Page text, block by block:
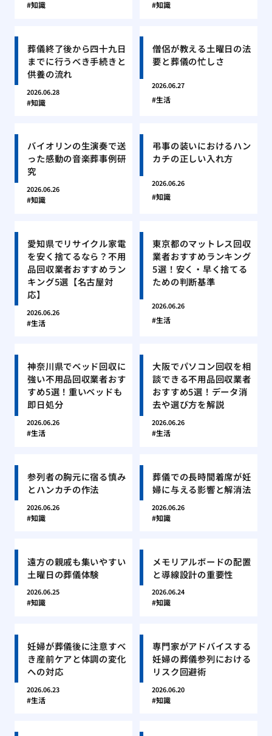
知識 知識
葬儀終了後から四十九日
までに行うべき手続きと
供養の流れ
2026.06.28
知識
僧侶が教える土曜日の法
要と葬儀の忙しさ
2026.06.27
生活
バイオリンの生演奏で送
った感動の音楽葬事例研
究
2026.06.26
知識
弔事の装いにおけるハン
カチの正しい入れ方
2026.06.26
知識
愛知県でリサイクル家電
を安く捨てるなら？不用
品回収業者おすすめラン
キング5選【名古屋対
応】
2026.06.26
生活
東京都のマットレス回収
業者おすすめランキング
5選！安く・早く捨てる
ための判断基準
2026.06.26
生活
神奈川県でベッド回収に
強い不用品回収業者おす
すめ5選！重いベッドも
即日処分
2026.06.26
生活
大阪でパソコン回収を相
談できる不用品回収業者
おすすめ5選！データ消
去や選び方を解説
2026.06.26
生活
参列者の胸元に宿る慎み
とハンカチの作法
2026.06.26
知識
葬儀での長時間着席が妊
婦に与える影響と解消法
2026.06.26
知識
遠方の親戚も集いやすい
土曜日の葬儀体験
2026.06.25
知識
メモリアルボードの配置
と導線設計の重要性
2026.06.24
知識
妊婦が葬儀後に注意すべ
き産前ケアと体調の変化
への対応
2026.06.23
生活
専門家がアドバイスする
妊婦の葬儀参列における
リスク回避術
2026.06.20
知識